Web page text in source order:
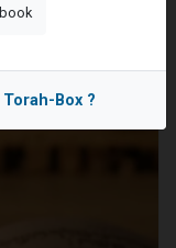
Box ?